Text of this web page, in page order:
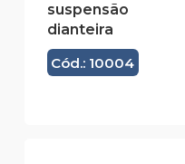
suspensão
dianteira
Cód.: 10004